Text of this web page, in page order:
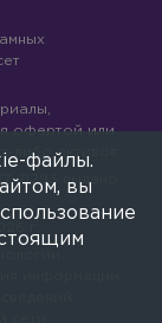
офертой или
либо активов.
71293 выдано
информации
файлы.
вы